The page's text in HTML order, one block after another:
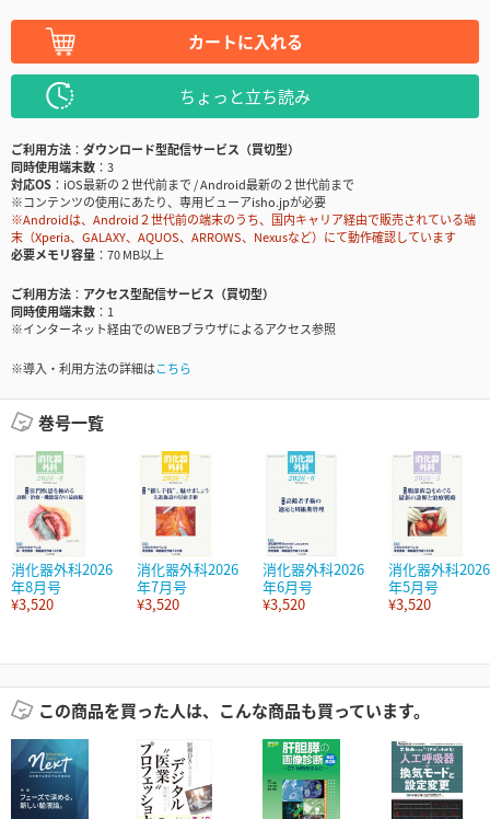
カートに入れる
ちょっと立ち読み
ご利用方法
ダウンロード型配信サービス（買切型）
同時使用端末数
3
対応OS
iOS最新の２世代前まで / Android最新の２世代前まで
※コンテンツの使用にあたり、専用ビューアisho.jpが必要
※Androidは、Android２世代前の端末のうち、国内キャリア経由で販売されている端
末（Xperia、GALAXY、AQUOS、ARROWS、Nexusなど）にて動作確認しています
必要メモリ容量
70 MB以上
ご利用方法
アクセス型配信サービス（買切型）
同時使用端末数
1
※インターネット経由でのWEBブラウザによるアクセス参照
※導入・利用方法の詳細はこちら
巻号一覧
消化器外科2026
年8月号
¥3,520
消化器外科2026
年7月号
¥3,520
消化器外科2026
年6月号
¥3,520
消化器外科2026
年5月号
¥3,520
この商品を買った人は、こんな商品も買っています。